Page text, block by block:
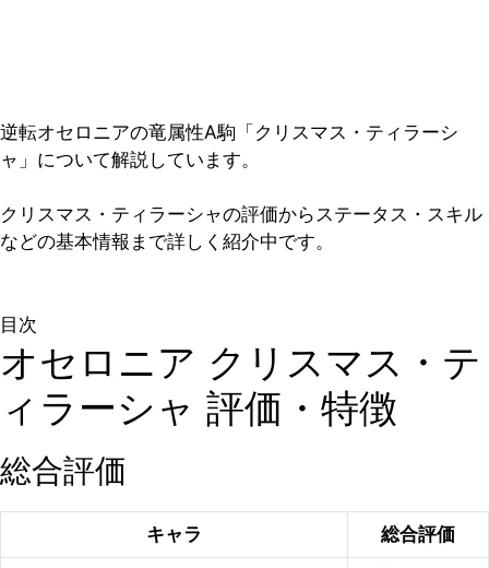
逆転オセロニアの竜属性A駒「クリスマス・ティラーシ
ャ」について解説しています。
クリスマス・ティラーシャの評価からステータス・スキル
などの基本情報まで詳しく紹介中です。
目次
オセロニア クリスマス・テ
ィラーシャ 評価・特徴
総合評価
キャラ 総合評価